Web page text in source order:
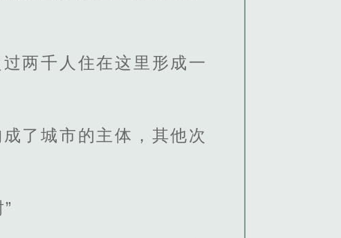
两千人住在这里形成一
了城市的主体，其他次